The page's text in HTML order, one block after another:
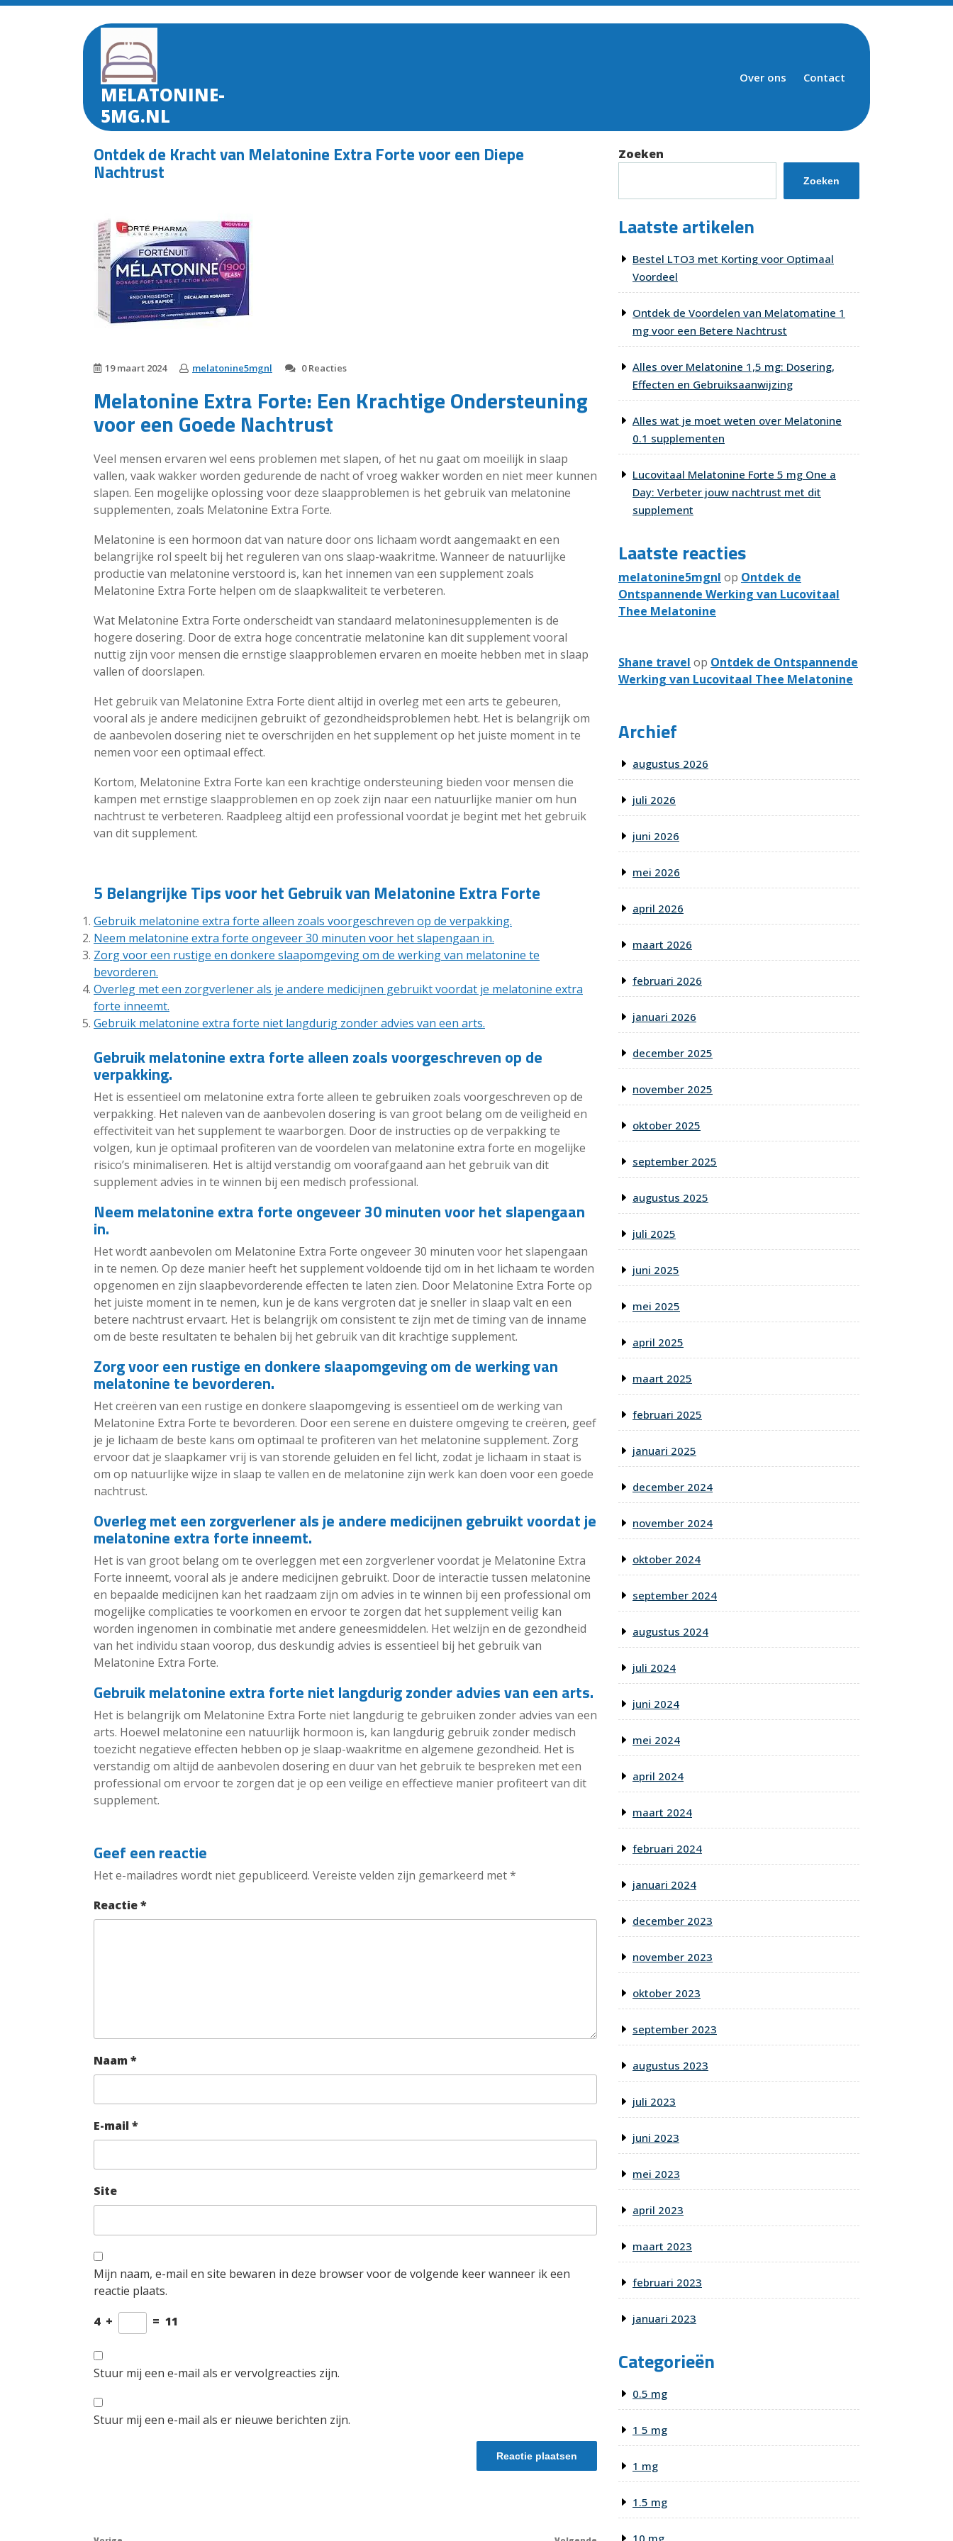
Skip
MELATONINE-
5MG.NL
Over ons Contact
Ontdek de Kracht van Melatonine Extra Forte voor een Diepe
Nachtrust
19 maart 2024 melatonine5mgnl 0 Reacties
Melatonine Extra Forte: Een Krachtige Ondersteuning
voor een Goede Nachtrust
Veel mensen ervaren wel eens problemen met slapen, of het nu gaat om moeilijk in slaap
vallen, vaak wakker worden gedurende de nacht of vroeg wakker worden en niet meer kunnen
slapen. Een mogelijke oplossing voor deze slaapproblemen is het gebruik van melatonine
supplementen, zoals Melatonine Extra Forte.
Melatonine is een hormoon dat van nature door ons lichaam wordt aangemaakt en een
belangrijke rol speelt bij het reguleren van ons slaap-waakritme. Wanneer de natuurlijke
productie van melatonine verstoord is, kan het innemen van een supplement zoals
Melatonine Extra Forte helpen om de slaapkwaliteit te verbeteren.
Wat Melatonine Extra Forte onderscheidt van standaard melatoninesupplementen is de
hogere dosering. Door de extra hoge concentratie melatonine kan dit supplement vooral
nuttig zijn voor mensen die ernstige slaapproblemen ervaren en moeite hebben met in slaap
vallen of doorslapen.
Het gebruik van Melatonine Extra Forte dient altijd in overleg met een arts te gebeuren,
vooral als je andere medicijnen gebruikt of gezondheidsproblemen hebt. Het is belangrijk om
de aanbevolen dosering niet te overschrijden en het supplement op het juiste moment in te
nemen voor een optimaal effect.
Kortom, Melatonine Extra Forte kan een krachtige ondersteuning bieden voor mensen die
kampen met ernstige slaapproblemen en op zoek zijn naar een natuurlijke manier om hun
nachtrust te verbeteren. Raadpleeg altijd een professional voordat je begint met het gebruik
van dit supplement.
5 Belangrijke Tips voor het Gebruik van Melatonine Extra Forte
Gebruik melatonine extra forte alleen zoals voorgeschreven op de verpakking.
Neem melatonine extra forte ongeveer 30 minuten voor het slapengaan in.
Zorg voor een rustige en donkere slaapomgeving om de werking van melatonine te
bevorderen.
Overleg met een zorgverlener als je andere medicijnen gebruikt voordat je melatonine extra
forte inneemt.
Gebruik melatonine extra forte niet langdurig zonder advies van een arts.
Gebruik melatonine extra forte alleen zoals voorgeschreven op de
verpakking.
Het is essentieel om melatonine extra forte alleen te gebruiken zoals voorgeschreven op de
verpakking. Het naleven van de aanbevolen dosering is van groot belang om de veiligheid en
effectiviteit van het supplement te waarborgen. Door de instructies op de verpakking te
volgen, kun je optimaal profiteren van de voordelen van melatonine extra forte en mogelijke
risico’s minimaliseren. Het is altijd verstandig om voorafgaand aan het gebruik van dit
supplement advies in te winnen bij een medisch professional.
Neem melatonine extra forte ongeveer 30 minuten voor het slapengaan
in.
Het wordt aanbevolen om Melatonine Extra Forte ongeveer 30 minuten voor het slapengaan
in te nemen. Op deze manier heeft het supplement voldoende tijd om in het lichaam te worden
opgenomen en zijn slaapbevorderende effecten te laten zien. Door Melatonine Extra Forte op
het juiste moment in te nemen, kun je de kans vergroten dat je sneller in slaap valt en een
betere nachtrust ervaart. Het is belangrijk om consistent te zijn met de timing van de inname
om de beste resultaten te behalen bij het gebruik van dit krachtige supplement.
Zorg voor een rustige en donkere slaapomgeving om de werking van
melatonine te bevorderen.
Het creëren van een rustige en donkere slaapomgeving is essentieel om de werking van
Melatonine Extra Forte te bevorderen. Door een serene en duistere omgeving te creëren, geef
je je lichaam de beste kans om optimaal te profiteren van het melatonine supplement. Zorg
ervoor dat je slaapkamer vrij is van storende geluiden en fel licht, zodat je lichaam in staat is
om op natuurlijke wijze in slaap te vallen en de melatonine zijn werk kan doen voor een goede
nachtrust.
Overleg met een zorgverlener als je andere medicijnen gebruikt voordat je
melatonine extra forte inneemt.
Het is van groot belang om te overleggen met een zorgverlener voordat je Melatonine Extra
Forte inneemt, vooral als je andere medicijnen gebruikt. Door de interactie tussen melatonine
en bepaalde medicijnen kan het raadzaam zijn om advies in te winnen bij een professional om
mogelijke complicaties te voorkomen en ervoor te zorgen dat het supplement veilig kan
worden ingenomen in combinatie met andere geneesmiddelen. Het welzijn en de gezondheid
van het individu staan voorop, dus deskundig advies is essentieel bij het gebruik van
Melatonine Extra Forte.
Gebruik melatonine extra forte niet langdurig zonder advies van een arts.
Het is belangrijk om Melatonine Extra Forte niet langdurig te gebruiken zonder advies van een
arts. Hoewel melatonine een natuurlijk hormoon is, kan langdurig gebruik zonder medisch
toezicht negatieve effecten hebben op je slaap-waakritme en algemene gezondheid. Het is
verstandig om altijd de aanbevolen dosering en duur van het gebruik te bespreken met een
professional om ervoor te zorgen dat je op een veilige en effectieve manier profiteert van dit
supplement.
Geef een reactie
Het e-mailadres wordt niet gepubliceerd. Vereiste velden zijn gemarkeerd met*
Reactie*
Naam *
E-mail *
Site
Mijn naam, e-mail en site bewaren in deze browser voor de volgende keer wanneer ik een
reactie plaats.
4 + = 11
Stuur mij een e-mail als er vervolgreacties zijn.
Stuur mij een e-mail als er nieuwe berichten zijn.
Berichtnavigatie
Zoeken
Zoeken
Laatste artikelen
Bestel LTO3 met Korting voor Optimaal
Voordeel
Ontdek de Voordelen van Melatomatine 1
mg voor een Betere Nachtrust
Alles over Melatonine 1,5 mg: Dosering,
Effecten en Gebruiksaanwijzing
Alles wat je moet weten over Melatonine
0.1 supplementen
Lucovitaal Melatonine Forte 5 mg One a
Day: Verbeter jouw nachtrust met dit
supplement
Laatste reacties
melatonine5mgnl op Ontdek de
Ontspannende Werking van Lucovitaal
Thee Melatonine
Shane travel op Ontdek de Ontspannende
Werking van Lucovitaal Thee Melatonine
Archief
augustus 2026
juli 2026
juni 2026
mei 2026
april 2026
maart 2026
februari 2026
januari 2026
december 2025
november 2025
oktober 2025
september 2025
augustus 2025
juli 2025
juni 2025
mei 2025
april 2025
maart 2025
februari 2025
januari 2025
december 2024
november 2024
oktober 2024
september 2024
augustus 2024
juli 2024
juni 2024
mei 2024
april 2024
maart 2024
februari 2024
januari 2024
december 2023
november 2023
oktober 2023
september 2023
augustus 2023
juli 2023
juni 2023
mei 2023
april 2023
maart 2023
februari 2023
januari 2023
Categorieën
0.5 mg
1 5 mg
1 mg
1.5 mg
10 mg